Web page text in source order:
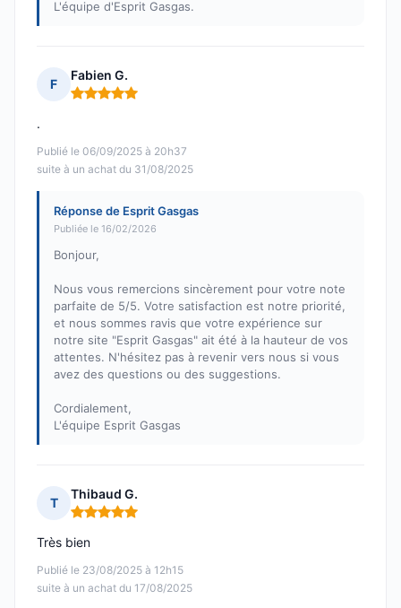
L'équipe d'Esprit Gasgas.
F
Fabien G.
Note : 5 sur 5
Publié le 06/09/2025 à 20h37
suite à un achat du 31/08/2025
.
Réponse de Esprit Gasgas
Publiée le 16/02/2026
Bonjour,
Nous vous remercions sincèrement pour votre note
parfaite de 5/5. Votre satisfaction est notre priorité,
et nous sommes ravis que votre expérience sur
notre site "Esprit Gasgas" ait été à la hauteur de vos
attentes. N'hésitez pas à revenir vers nous si vous
avez des questions ou des suggestions.
Cordialement,
L'équipe Esprit Gasgas
T
Thibaud G.
Note : 5 sur 5
Publié le 23/08/2025 à 12h15
suite à un achat du 17/08/2025
Très bien